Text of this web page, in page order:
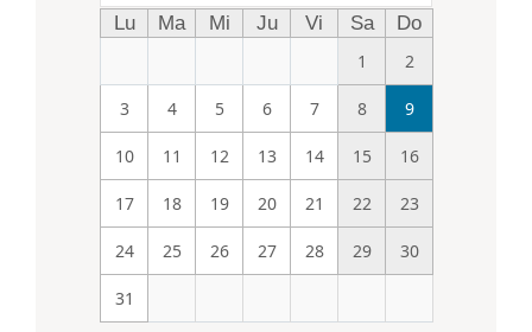
Lu Ma Mi Ju Vi Sa
Do
1
2
3 4 5 6 7 8 9
10 11 12 13 14 15 16
17 18 19 20 21 22 23
24 25 26 27 28 29 30
31